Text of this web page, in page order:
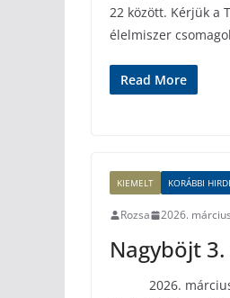
22 között. Kérjük a
élelmiszer
Read More
KIEMELT KORÁBBI
Rozsa 2026.
Nagyböjt
2026.